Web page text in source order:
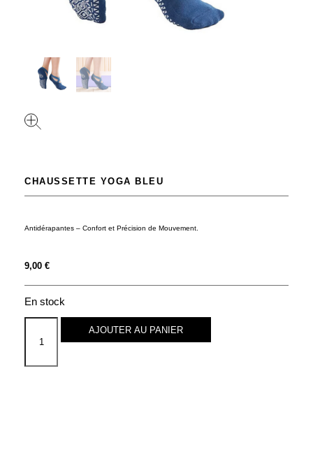
CHAUSSETTE YOGA BLEU
Antidérapantes – Confort et Précision de Mouvement.
9,00 €
En stock
AJOUTER AU PANIER